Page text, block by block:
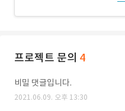
프로젝트 문의 4
비밀 댓글입니다.
2021.06.09. 오후 13:30